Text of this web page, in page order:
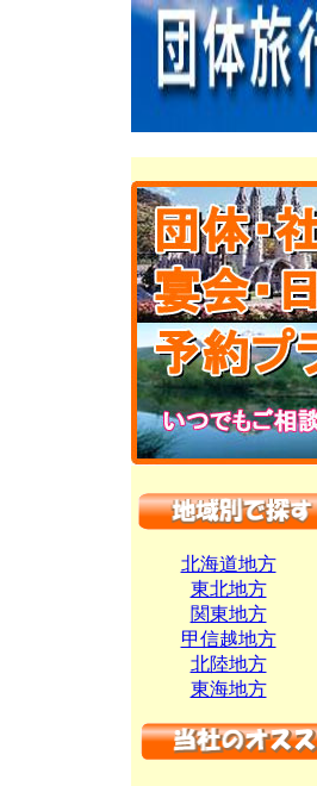
北海道地方
東北地方
関東地方
甲信越地方
北陸地方
東海地方